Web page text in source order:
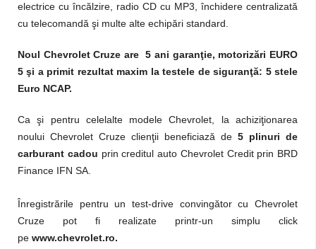
electrice cu încălzire, radio CD cu MP3, închidere centralizată
cu telecomandă şi multe alte echipări standard.
Noul Chevrolet Cruze are 5 ani garanţie, motorizări EURO
5 şi a primit rezultat maxim la testele de siguranţă: 5 stele
Euro NCAP.
Ca şi pentru celelalte modele Chevrolet, la achiziţionarea
noului Chevrolet Cruze clienţii beneficiază de 5 plinuri de
carburant cadou prin creditul auto Chevrolet Credit prin BRD
Finance IFN SA.
Înregistrările pentru un test-drive convingător cu Chevrolet
Cruze pot fi realizate printr-un simplu click
pe www.chevrolet.ro.